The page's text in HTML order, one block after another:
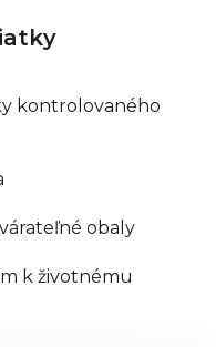
kontrolovaného
obaly
k životnému